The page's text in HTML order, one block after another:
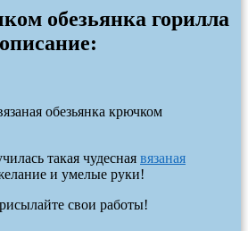
обезьянка горилла
описание:
такая чудесная вязаная
и умелые руки!
свои работы!